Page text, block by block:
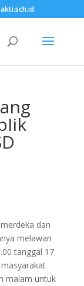
dan
melawan
tanggal 17
malam untuk